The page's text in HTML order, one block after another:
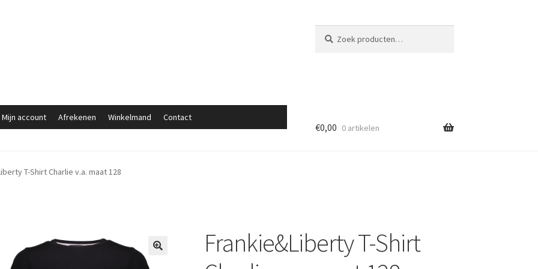
naar:
Mijn account Afrekenen Winkelmand Contact
€0,00 0 artikelen
T-Shirt Charlie v.a. maat 128
Frankie&Liberty T-Shirt